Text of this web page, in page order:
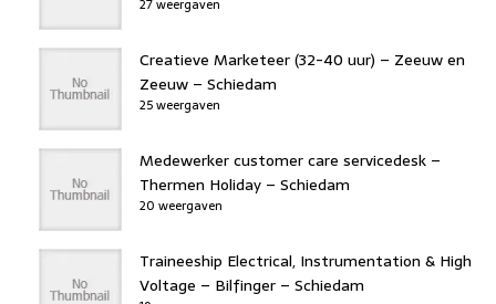
Creatieve Marketeer (32-40 uur) – Zeeuw en
Zeeuw – Schiedam
25 weergaven
Medewerker customer care servicedesk –
Thermen Holiday – Schiedam
20 weergaven
Traineeship Electrical, Instrumentation & High
Voltage – Bilfinger – Schiedam